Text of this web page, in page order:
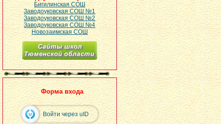
Бигилинская СОШ
Заводоуковская СОШ №1
Заводоуковская СОШ №2
Заводоуковская СОШ №4
Новозаимская СОШ
Форма входа
Войти через uID